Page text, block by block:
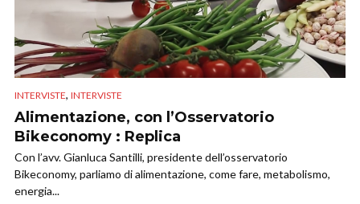
INTERVISTE, INTERVISTE
Alimentazione, con l’Osservatorio
Bikeconomy : Replica
Con l’avv. Gianluca Santilli, presidente dell’osservatorio
Bikeconomy, parliamo di alimentazione, come fare, metabolismo,
energia...